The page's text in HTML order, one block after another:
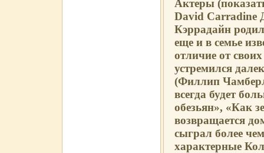
Актеры
David Carradine
Кэррадайн
еще и в семье
отличие от
устремился
(Филлип
всегда будет
обезьян», «Как
возвращается
сыграл более
характерные